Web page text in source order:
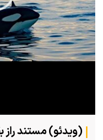
(ویدئو) مستند راز